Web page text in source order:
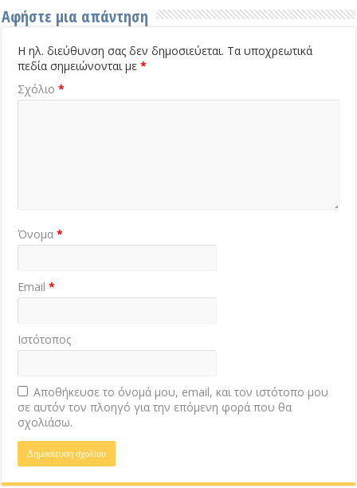
Αφήστε μια απάντηση
Η ηλ. διεύθυνση σας δεν δημοσιεύεται. Τα υποχρεωτικά
πεδία σημειώνονται με*
Σχόλιο*
Όνομα*
Email*
Ιστότοπος
Αποθήκευσε το όνομά μου, email, και τον ιστότοπο μου
σε αυτόν τον πλοηγό για την επόμενη φορά που θα
σχολιάσω.